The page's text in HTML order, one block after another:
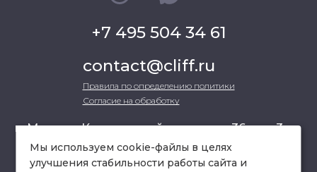
+7 495 504 34 61
contact@cliff.ru
Правила по определению политики
Согласие на обработку
г. Москва, Кутузовский проспект 36, стр.3 ,
офис 301
Мы используем cookie-файлы в целях
улучшения стабильности работы сайта и